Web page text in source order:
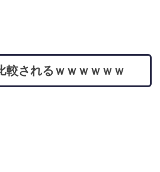
e
較されるｗｗｗｗｗｗ